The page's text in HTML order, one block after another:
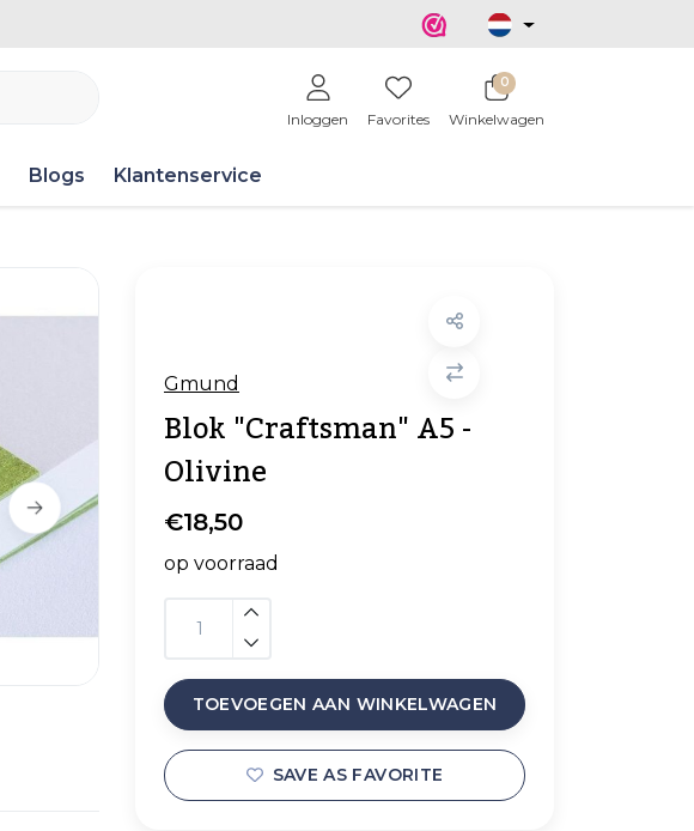
Inloggen Favorites
0
Winkelwagen
Blogs Klantenservice
Gmund
Blok "Craftsman" A5 -
Olivine
€18,50
op voorraad
TOEVOEGEN AAN WINKELWAGEN
SAVE AS FAVORITE